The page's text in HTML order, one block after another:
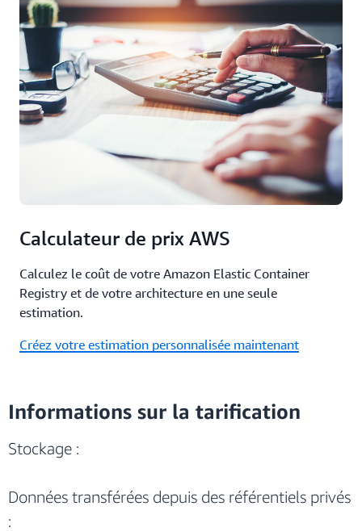
Calculateur de prix AWS
Calculez le coût de votre Amazon Elastic Container
Registry et de votre architecture en une seule
estimation.
Créez votre estimation personnalisée maintenant
Informations sur la tarification
Stockage :
Données transférées depuis des référentiels privés
: